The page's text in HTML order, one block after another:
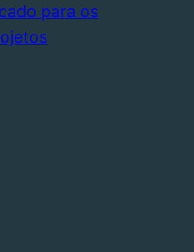
para os